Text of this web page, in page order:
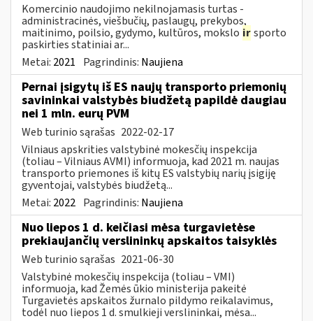
Komercinio naudojimo nekilnojamasis turtas -
administracinės, viešbučių, paslaugų, prekybos,
maitinimo, poilsio, gydymo, kultūros, mokslo irsporto
paskirties statiniai ar...
Metai: 2021 Pagrindinis: Naujiena
Pernai įsigytų iš ES naujų transporto priemonių
savininkai valstybės biudžetą papildė daugiau
nei 1 mln. eurų PVM
Web turinio sąrašas 2022-02-17
Vilniaus apskrities valstybinė mokesčių inspekcija
(toliau – Vilniaus AVMI) informuoja, kad 2021 m. naujas
transporto priemones iš kitų ES valstybių narių įsigiję
gyventojai, valstybės biudžetą...
Metai: 2022 Pagrindinis: Naujiena
Nuo liepos 1 d. keičiasi mėsa turgavietėse
prekiaujančių verslininkų apskaitos taisyklės
Web turinio sąrašas 2021-06-30
Valstybinė mokesčių inspekcija (toliau – VMI)
informuoja, kad Žemės ūkio ministerija pakeitė
Turgavietės apskaitos žurnalo pildymo reikalavimus,
todėl nuo liepos 1 d. smulkieji verslininkai, mėsa...